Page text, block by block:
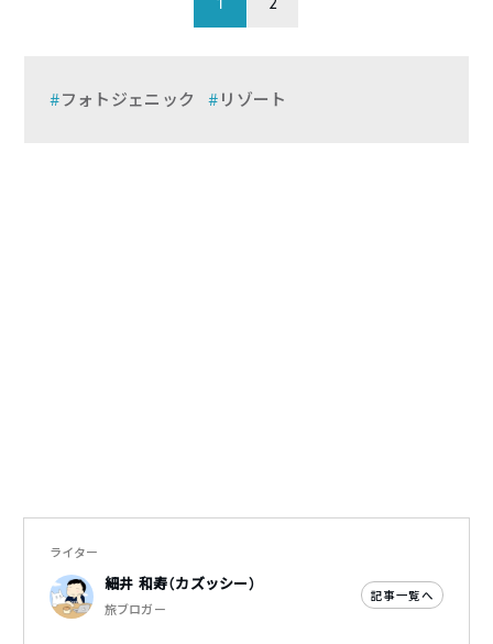
フォトジェニック リゾート
ライター
細井 和寿（カズッシー）
旅ブロガー
記事一覧へ